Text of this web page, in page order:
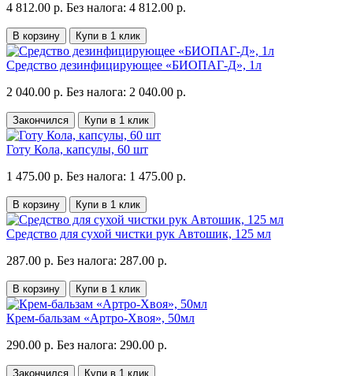
4 812.00 р. Без налога: 4 812.00 р.
В корзину Купи в 1 клик
Средство дезинфицирующее «БИОПАГ-Д», 1л
2 040.00 р. Без налога: 2 040.00 р.
Закончился Купи в 1 клик
Готу Кола, капсулы, 60 шт
1 475.00 р. Без налога: 1 475.00 р.
В корзину Купи в 1 клик
Средство для сухой чистки рук Автошик, 125 мл
287.00 р. Без налога: 287.00 р.
В корзину Купи в 1 клик
Крем-бальзам «Артро-Хвоя», 50мл
290.00 р. Без налога: 290.00 р.
Закончился Купи в 1 клик